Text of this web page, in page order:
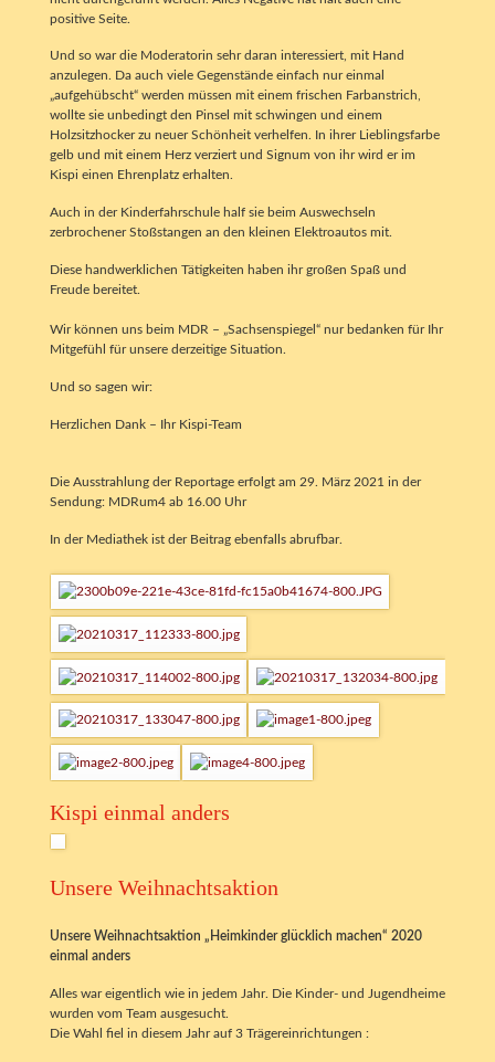
positive Seite.
Und so war die Moderatorin sehr daran interessiert, mit Hand
anzulegen. Da auch viele Gegenstände einfach nur einmal
„aufgehübscht“ werden müssen mit einem frischen Farbanstrich,
wollte sie unbedingt den Pinsel mit schwingen und einem
Holzsitzhocker zu neuer Schönheit verhelfen. In ihrer Lieblingsfarbe
gelb und mit einem Herz verziert und Signum von ihr wird er im
Kispi einen Ehrenplatz erhalten.
Auch in der Kinderfahrschule half sie beim Auswechseln
zerbrochener Stoßstangen an den kleinen Elektroautos mit.
Diese handwerklichen Tätigkeiten haben ihr großen Spaß und
Freude bereitet.
Wir können uns beim MDR – „Sachsenspiegel“ nur bedanken für Ihr
Mitgefühl für unsere derzeitige Situation.
Und so sagen wir:
Herzlichen Dank – Ihr Kispi-Team
Die Ausstrahlung der Reportage erfolgt am 29. März 2021 in der
Sendung: MDRum4 ab 16.00 Uhr
In der Mediathek ist der Beitrag ebenfalls abrufbar.
Kispi einmal anders
Unsere Weihnachtsaktion
Unsere Weihnachtsaktion „Heimkinder glücklich machen“ 2020
einmal anders
Alles war eigentlich wie in jedem Jahr. Die Kinder- und Jugendheime
wurden vom Team ausgesucht.
Die Wahl fiel in diesem Jahr auf 3 Trägereinrichtungen :